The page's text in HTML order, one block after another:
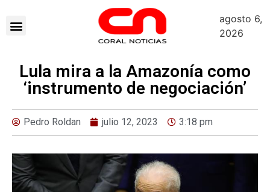
agosto 6,
2026
Lula mira a la Amazonía como
‘instrumento de negociación’
Pedro Roldan julio 12, 2023 3:18 pm